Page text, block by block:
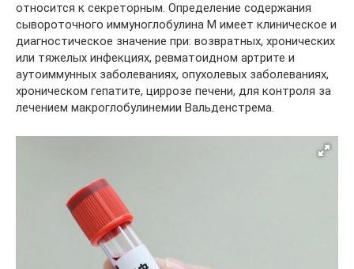
относится к секреторным. Определение содержания
сывороточного иммуноглобулина М имеет клиническое и
диагностическое значение при: возвратных, хронических
или тяжелых инфекциях, ревматоидном артрите и
аутоиммунных заболеваниях, опухолевых заболеваниях,
хроническом гепатите, циррозе печени, для контроля за
лечением макроглобулинемии Вальденстрема.